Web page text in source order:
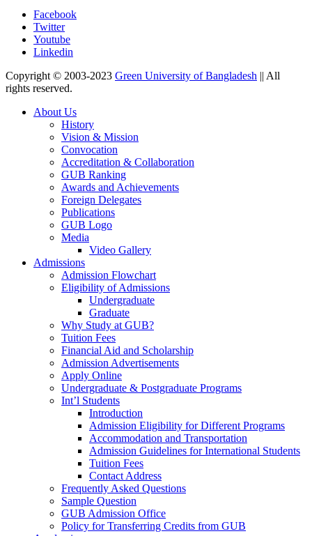
Facebook
Twitter
Youtube
Linkedin
Copyright © 2003-2023 Green University of Bangladesh || All
rights reserved.
About Us
History
Vision & Mission
Convocation
Accreditation & Collaboration
GUB Ranking
Awards and Achievements
Foreign Delegates
Publications
GUB Logo
Media
Video Gallery
Admissions
Admission Flowchart
Eligibility of Admissions
Undergraduate
Graduate
Why Study at GUB?
Tuition Fees
Financial Aid and Scholarship
Admission Advertisements
Apply Online
Undergraduate & Postgraduate Programs
Int’l Students
Introduction
Admission Eligibility for Different Programs
Accommodation and Transportation
Admission Guidelines for International Students
Tuition Fees
Contact Address
Frequently Asked Questions
Sample Question
GUB Admission Office
Policy for Transferring Credits from GUB